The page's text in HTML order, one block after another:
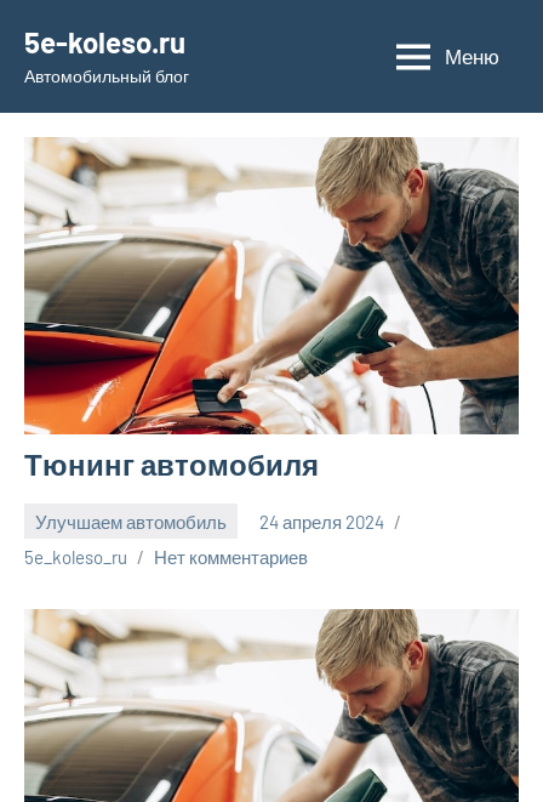
содержимому
5e-koleso.ru
Автомобильный блог
Меню
Тюнинг автомобиля
Улучшаем автомобиль
24 апреля 2024
5e_koleso_ru
Нет комментариев